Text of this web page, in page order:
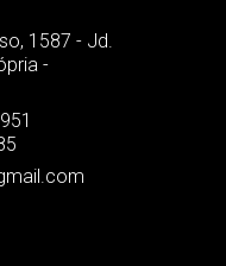
1587 - Jd.
-